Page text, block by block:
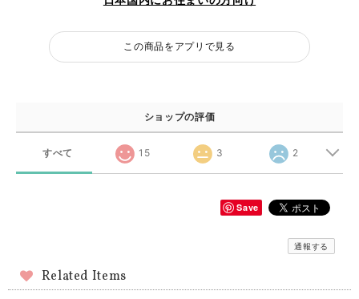
この商品をアプリで見る
ショップの評価
すべて 15 3 2
Save
通報する
Related Items